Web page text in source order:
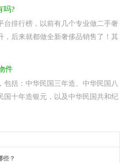
吗?
台排行榜，以前有几个专业做二手奢
，后来就都做全新奢侈品销售了！其
件
包括：中华民国三年造、中华民国八
国十年造银元，以及中华民国共和纪
些？